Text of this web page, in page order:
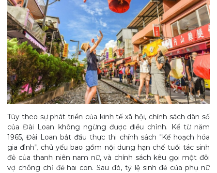
Tùy theo sự phát triển của kinh tế-xã hội, chính sách dân số
của Đài Loan không ngừng được điều chỉnh. Kể từ năm
1965, Đài Loan bắt đầu thực thi chính sách "Kế hoạch hóa
gia đình", chủ yếu bao gồm nội dung hạn chế tuổi tác sinh
đẻ của thanh niên nam nữ, và chính sách kêu gọi một đôi
vợ chồng chỉ đẻ hai con. Sau đó, tỷ lệ sinh đẻ của phụ nữ